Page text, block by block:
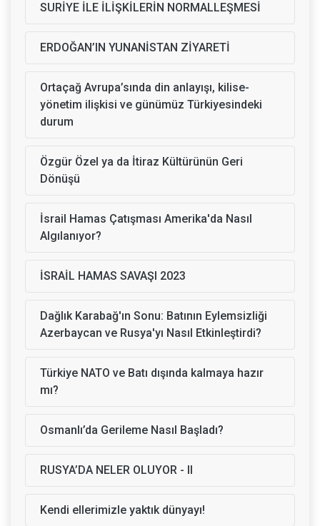
SURİYE İLE İLİŞKİLERİN NORMALLEŞMESİ
ERDOĞAN’IN YUNANİSTAN ZİYARETİ
Ortaçağ Avrupa’sında din anlayışı, kilise-
yönetim ilişkisi ve günümüz Türkiyesindeki
durum
Özgür Özel ya da İtiraz Kültürünün Geri
Dönüşü
İsrail Hamas Çatışması Amerika'da Nasıl
Algılanıyor?
İSRAİL HAMAS SAVAŞI 2023
Dağlık Karabağ'ın Sonu: Batının Eylemsizliği
Azerbaycan ve Rusya'yı Nasıl Etkinleştirdi?
Türkiye NATO ve Batı dışında kalmaya hazır
mı?
Osmanlı’da Gerileme Nasıl Başladı?
RUSYA’DA NELER OLUYOR - II
Kendi ellerimizle yaktık dünyayı!